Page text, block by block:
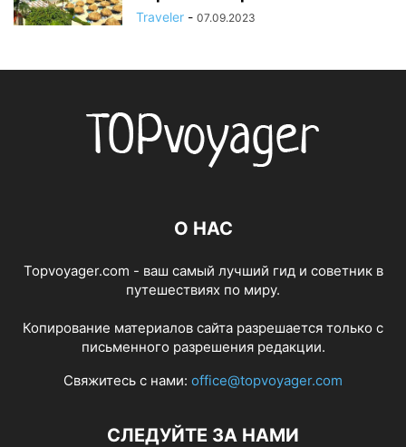
Traveler - 07.09.2023
О НАС
Topvoyager.com - ваш самый лучший гид и советник в
путешествиях по миру.
Копирование материалов сайта разрешается только с
письменного разрешения редакции.
Свяжитесь с нами: office@topvoyager.com
СЛЕДУЙТЕ ЗА НАМИ